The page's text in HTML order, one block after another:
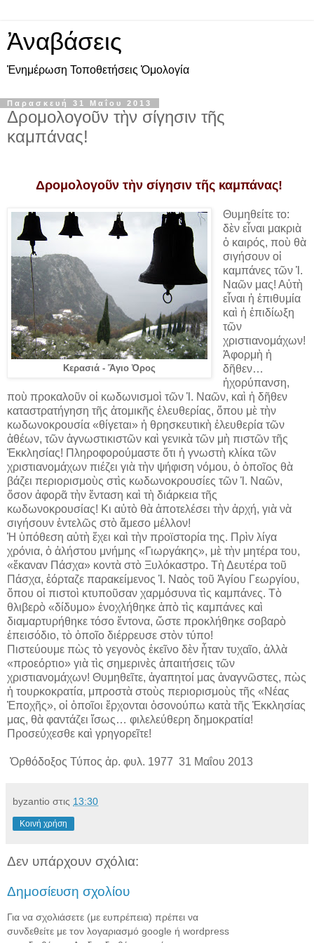
Ἀναβάσεις
Ἐνημέρωση Τοποθετήσεις Ὁμολογία
Παρασκευή 31 Μαΐου 2013
Δρομολογοῦν τὴν σίγησιν τῆς
καμπάνας!
Δρομολογοῦν τὴν σίγησιν τῆς καμπάνας!
Κερασιά - Ἅγιο Ὀρος
Θυμηθείτε το:
δὲν εἶναι μακριὰ
ὁ καιρός, ποὺ θὰ
σιγήσουν οἱ
καμπάνες τῶν Ἱ.
Ναῶν μας! Αὐτὴ
εἶναι ἡ ἐπιθυμία
καὶ ἡ ἐπιδίωξη
τῶν
χριστιανομάχων!
Ἀφορμὴ ἡ
δῆθεν…
ἠχορύπανση,
ποὺ προκαλοῦν οἱ κωδωνισμοὶ τῶν Ἱ. Ναῶν, καὶ ἡ δῆθεν
καταστρατήγηση τῆς ἀτομικῆς ἐλευθερίας, ὅπου μὲ τὴν
κωδωνοκρουσία «θίγεται» ἡ θρησκευτικὴ ἐλευθερία τῶν
ἀθέων, τῶν ἀγνωστικιστῶν καὶ γενικὰ τῶν μὴ πιστῶν τῆς
Ἐκκλησίας! Πληροφορούμαστε ὅτι ἡ γνωστὴ κλίκα τῶν
χριστιανομάχων πιέζει γιὰ τὴν ψήφιση νόμου, ὁ ὁποῖος θὰ
βάζει περιορισμοὺς στὶς κωδωνοκρουσίες τῶν Ἱ. Ναῶν,
ὅσον ἀφορᾶ τὴν ἔνταση καὶ τὴ διάρκεια τῆς
κωδωνοκρουσίας! Κι αὐτὸ θὰ ἀποτελέσει τὴν ἀρχή, γιὰ νὰ
σιγήσουν ἐντελῶς στὸ ἄμεσο μέλλον!
Ἡ ὑπόθεση αὐτὴ ἔχει καὶ τὴν προϊστορία της. Πρὶν λίγα
χρόνια, ὁ ἀλήστου μνήμης «Γιωργάκης», μὲ τὴν μητέρα του,
«ἔκαναν Πάσχα» κοντὰ στὸ Ξυλόκαστρο. Τὴ Δευτέρα τοῦ
Πάσχα, ἑόρταζε παρακείμενος Ἱ. Ναὸς τοῦ Ἁγίου Γεωργίου,
ὅπου οἱ πιστοὶ κτυποῦσαν χαρμόσυνα τὶς καμπάνες. Τὸ
θλιβερὸ «δίδυμο» ἐνοχλήθηκε ἀπὸ τὶς καμπάνες καὶ
διαμαρτυρήθηκε τόσο ἔντονα, ὥστε προκλήθηκε σοβαρὸ
ἐπεισόδιο, τὸ ὁποῖο διέρρευσε στὸν τύπο!
Πιστεύουμε πὼς τὸ γεγονὸς ἐκεῖνο δὲν ἦταν τυχαῖο, ἀλλὰ
«προεόρτιο» γιὰ τὶς σημερινὲς ἀπαιτήσεις τῶν
χριστιανομάχων! Θυμηθεῖτε, ἀγαπητοί μας ἀναγνῶστες, πὼς
ἡ τουρκοκρατία, μπροστὰ στοὺς περιορισμοὺς τῆς «Νέας
Ἐποχῆς», οἱ ὁποῖοι ἔρχονται ὁσονούπω κατὰ τῆς Ἐκκλησίας
μας, θὰ φαντάζει ἴσως… φιλελεύθερη δημοκρατία!
Προσεύχεσθε καὶ γρηγορεῖτε!
Ὀρθόδοξος Τύπος ἀρ. φυλ. 1977 31 Μαΐου 2013
byzantio στις 13:30
Κοινή χρήση
Δεν υπάρχουν σχόλια:
Δημοσίευση σχολίου
Για να σχολιάσετε (με ευπρέπεια) πρέπει να
συνδεθείτε με τον λογαριασμό google ή wordpress